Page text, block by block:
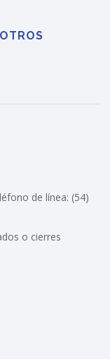
de línea: (54)
o cierres